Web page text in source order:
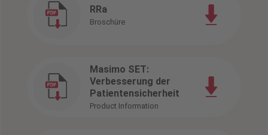
RRa
Broschüre
Masimo SET:
Verbesserung der
Patientensicherheit
Product Information